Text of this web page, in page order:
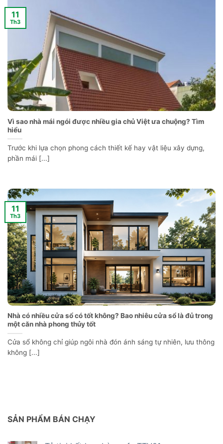
Vì sao nhà mái ngói được nhiều gia chủ Việt ưa chuộng? Tìm
hiểu
Trước khi lựa chọn phong cách thiết kế hay vật liệu xây dựng,
phần mái [...]
11
Th3
Nhà có nhiều cửa sổ có tốt không? Bao nhiêu cửa sổ là đủ trong
một căn nhà phong thủy tốt
Cửa sổ không chỉ giúp ngôi nhà đón ánh sáng tự nhiên, lưu thông
không [...]
11
Th3
SẢN PHẨM BÁN CHẠY